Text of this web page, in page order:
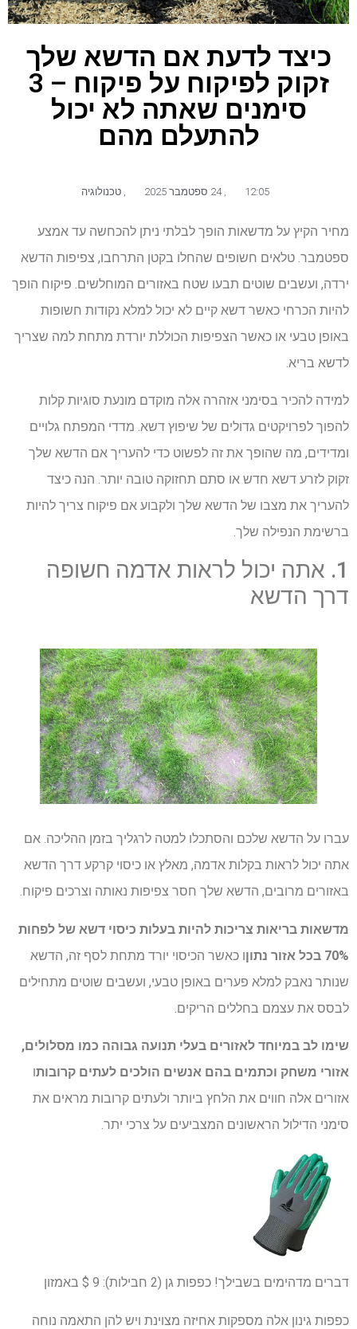
כיצד לדעת אם הדשא שלך
זקוק לפיקוח על פיקוח – 3
סימנים שאתה לא יכול
להתעלם מהם
12:05 24 ספטמבר 2025 טכנולוגיה
מחיר הקיץ על מדשאות הופך לבלתי ניתן להכחשה עד אמצע
ספטמבר. טלאים חשופים שהחלו בקטן התרחבו, צפיפות הדשא
ירדה, ועשבים שוטים תבעו שטח באזורים המוחלשים. פיקוח הופך
להיות הכרחי כאשר דשא קיים לא יכול למלא נקודות חשופות
באופן טבעי או כאשר הצפיפות הכוללת יורדת מתחת למה שצריך
לדשא בריא.
למידה להכיר בסימני אזהרה אלה מוקדם מונעת סוגיות קלות
להפוך לפרויקטים גדולים של שיפוץ דשא. מדדי המפתח גלויים
ומדידים, מה שהופך את זה לפשוט כדי להעריך אם הדשא שלך
זקוק לזרע דשא חדש או סתם תחזוקה טובה יותר. הנה כיצד
להעריך את מצבו של הדשא שלך ולקבוע אם פיקוח צריך להיות
ברשימת הנפילה שלך.
1. אתה יכול לראות אדמה חשופה
דרך הדשא
עברו על הדשא שלכם והסתכלו למטה לרגליך בזמן ההליכה. אם
אתה יכול לראות בקלות אדמה, מאלץ או כיסוי קרקע דרך הדשא
באזורים מרובים, הדשא שלך חסר צפיפות נאותה וצרכים פיקוח.
מדשאות בריאות צריכות להיות בעלות כיסוי דשא של לפחות
70% בכל אזור נתון
ו כאשר הכיסוי יורד מתחת לסף זה, הדשא
שנותר נאבק למלא פערים באופן טבעי, ועשבים שוטים מתחילים
לבסס את עצמם בחללים הריקים.
שימו לב במיוחד לאזורים בעלי תנועה גבוהה כמו מסלולים,
אזורי משחק וכתמים בהם אנשים הולכים לעתים קרובותו
אזורים אלה חווים את הלחץ ביותר ולעתים קרובות מראים את
סימני הדילול הראשונים המצביעים על צרכי יתר.
דברים מדהימים בשבילך! כפפות גן (2 חבילות): 9 $ באמזון
כפפות גינון אלה מספקות אחיזה מצוינת ויש להן התאמה נוחה